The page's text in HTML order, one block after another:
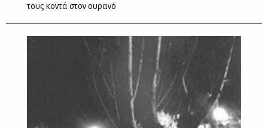
τους κοντά στον ουρανό